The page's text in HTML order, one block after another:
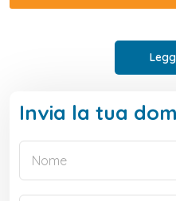
Invia la tua